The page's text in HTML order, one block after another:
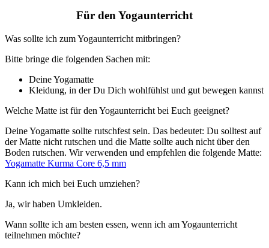
Für den Yogaunterricht
Was sollte ich zum Yogaunterricht mitbringen?
Bitte bringe die folgenden Sachen mit:
Deine Yogamatte
Kleidung, in der Du Dich wohlfühlst und gut bewegen kannst
Welche Matte ist für den Yogaunterricht bei Euch geeignet?
Deine Yogamatte sollte rutschfest sein. Das bedeutet: Du solltest auf
der Matte nicht rutschen und die Matte sollte auch nicht über den
Boden rutschen. Wir verwenden und empfehlen die folgende Matte:
Yogamatte Kurma Core 6,5 mm
Kann ich mich bei Euch umziehen?
Ja, wir haben Umkleiden.
Wann sollte ich am besten essen, wenn ich am Yogaunterricht
teilnehmen möchte?